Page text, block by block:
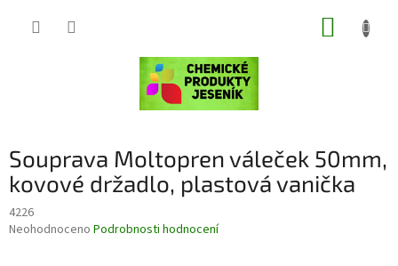
Souprava Moltopren váleček 50mm,
kovové držadlo, plastová vanička
4226
Průměrné
Neohodnoceno Podrobnosti hodnocení